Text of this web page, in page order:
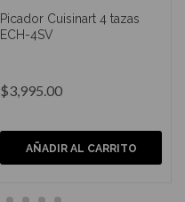
Picador Cuisinart 4 tazas
ECH-4SV
$3,995.00
AÑADIR AL CARRITO